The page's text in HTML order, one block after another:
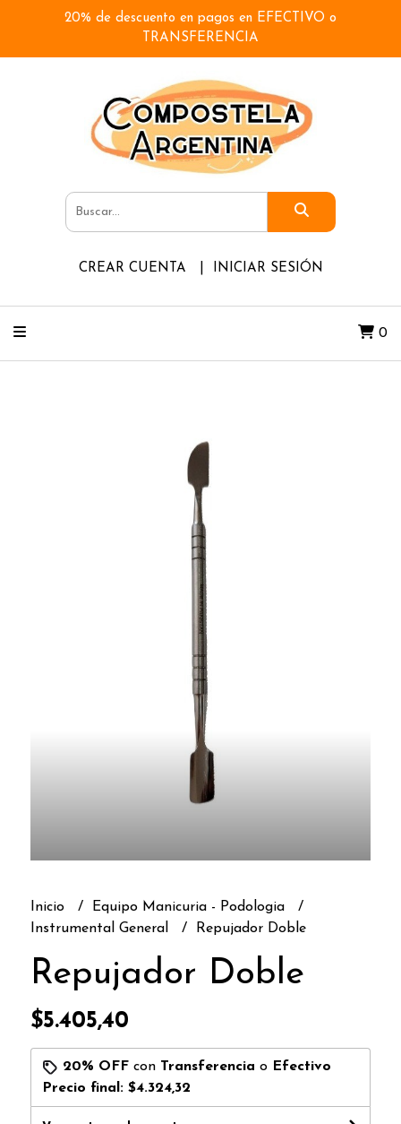
20% de descuento en pagos en EFECTIVO o
TRANSFERENCIA
CREAR CUENTA INICIAR SESIÓN
0
Inicio
Equipo Manicuria - Podologia
Instrumental General
Repujador Doble
Repujador Doble
$5.405,40
20% OFFcon Transferencia o Efectivo
Precio final: $4.324,32